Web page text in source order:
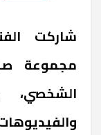
شاركت
مجموعة